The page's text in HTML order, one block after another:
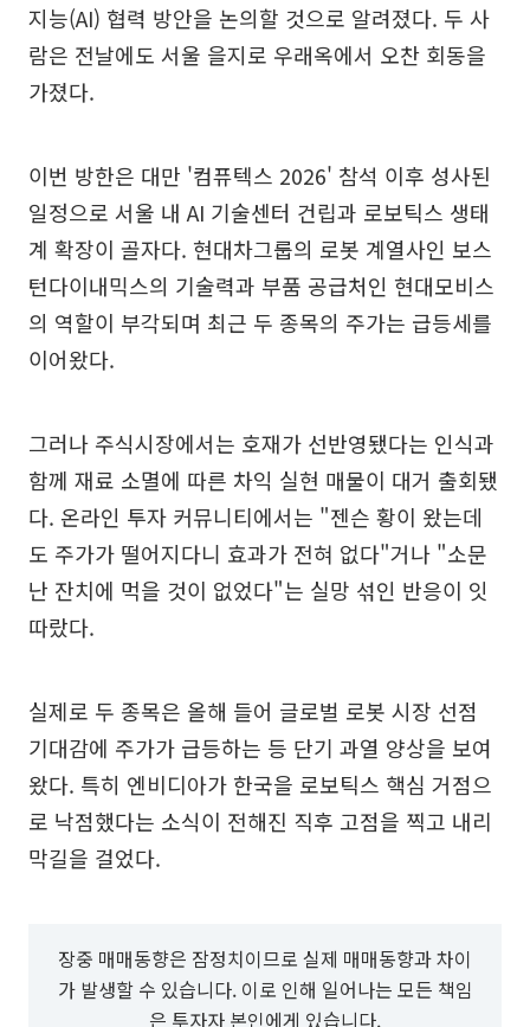
지능(AI) 협력 방안을 논의할 것으로 알려졌다. 두 사
람은 전날에도 서울 을지로 우래옥에서 오찬 회동을
가졌다.
이번 방한은 대만 '컴퓨텍스 2026' 참석 이후 성사된
일정으로 서울 내 AI 기술센터 건립과 로보틱스 생태
계 확장이 골자다. 현대차그룹의 로봇 계열사인 보스
턴다이내믹스의 기술력과 부품 공급처인 현대모비스
의 역할이 부각되며 최근 두 종목의 주가는 급등세를
이어왔다.
그러나 주식시장에서는 호재가 선반영됐다는 인식과
함께 재료 소멸에 따른 차익 실현 매물이 대거 출회됐
다. 온라인 투자 커뮤니티에서는 "젠슨 황이 왔는데
도 주가가 떨어지다니 효과가 전혀 없다"거나 "소문
난 잔치에 먹을 것이 없었다"는 실망 섞인 반응이 잇
따랐다.
실제로 두 종목은 올해 들어 글로벌 로봇 시장 선점
기대감에 주가가 급등하는 등 단기 과열 양상을 보여
왔다. 특히 엔비디아가 한국을 로보틱스 핵심 거점으
로 낙점했다는 소식이 전해진 직후 고점을 찍고 내리
막길을 걸었다.
장중 매매동향은 잠정치이므로 실제 매매동향과 차이
가 발생할 수 있습니다. 이로 인해 일어나는 모든 책임
은 투자자 본인에게 있습니다.